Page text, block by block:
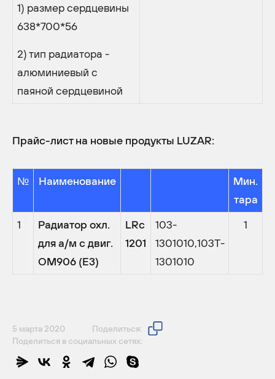
1) размер сердцевины
638*700*56
2) тип радиатора -
алюминиевый с
паяной сердцевиной
Прайс-лист на новые продукты LUZAR:
№ Наименование
Мин.
тара
1
Радиатор охл.
для а/м с двиг.
OM906 (E3)
LRc
1201
103-
1301010,103T-
1301010
1
5 марта 2020
Поделиться:
Поделиться в социальных сетях: